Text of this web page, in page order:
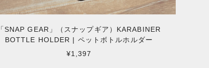
「SNAP GEAR」（スナップギア）KARABINER
BOTTLE HOLDER | ペットボトルホルダー
¥1,397